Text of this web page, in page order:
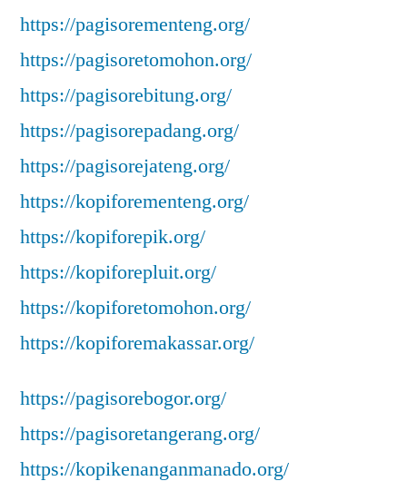
https://pagisorementeng.org/
https://pagisoretomohon.org/
https://pagisorebitung.org/
https://pagisorepadang.org/
https://pagisorejateng.org/
https://kopiforementeng.org/
https://kopiforepik.org/
https://kopiforepluit.org/
https://kopiforetomohon.org/
https://kopiforemakassar.org/
https://pagisorebogor.org/
https://pagisoretangerang.org/
https://kopikenanganmanado.org/